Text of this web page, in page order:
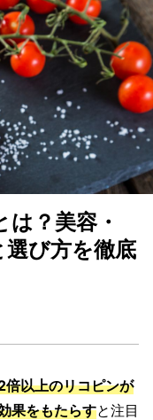
は？美容・
び方を徹底
倍以上のリコピンが
果をもたらすと注目